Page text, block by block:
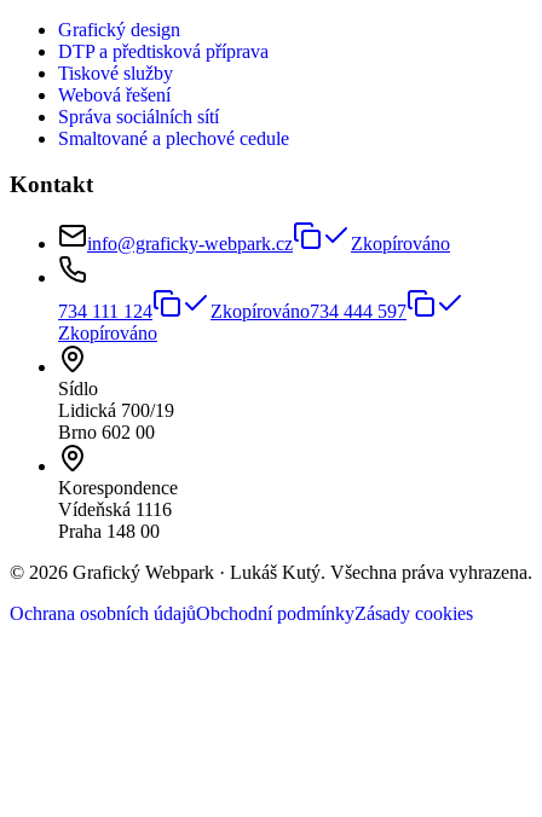
Grafický design
DTP a předtisková příprava
Tiskové služby
Webová řešení
Správa sociálních sítí
Smaltované a plechové cedule
Kontakt
info@graficky-webpark.cz Zkopírováno
734 111 124 Zkopírováno734 444 597
Zkopírováno
Sídlo
Lidická 700/19
Brno 602 00
Korespondence
Vídeňská 1116
Praha 148 00
© 2026 Grafický Webpark · Lukáš Kutý. Všechna práva vyhrazena.
Ochrana osobních údajůObchodní podmínkyZásady cookies